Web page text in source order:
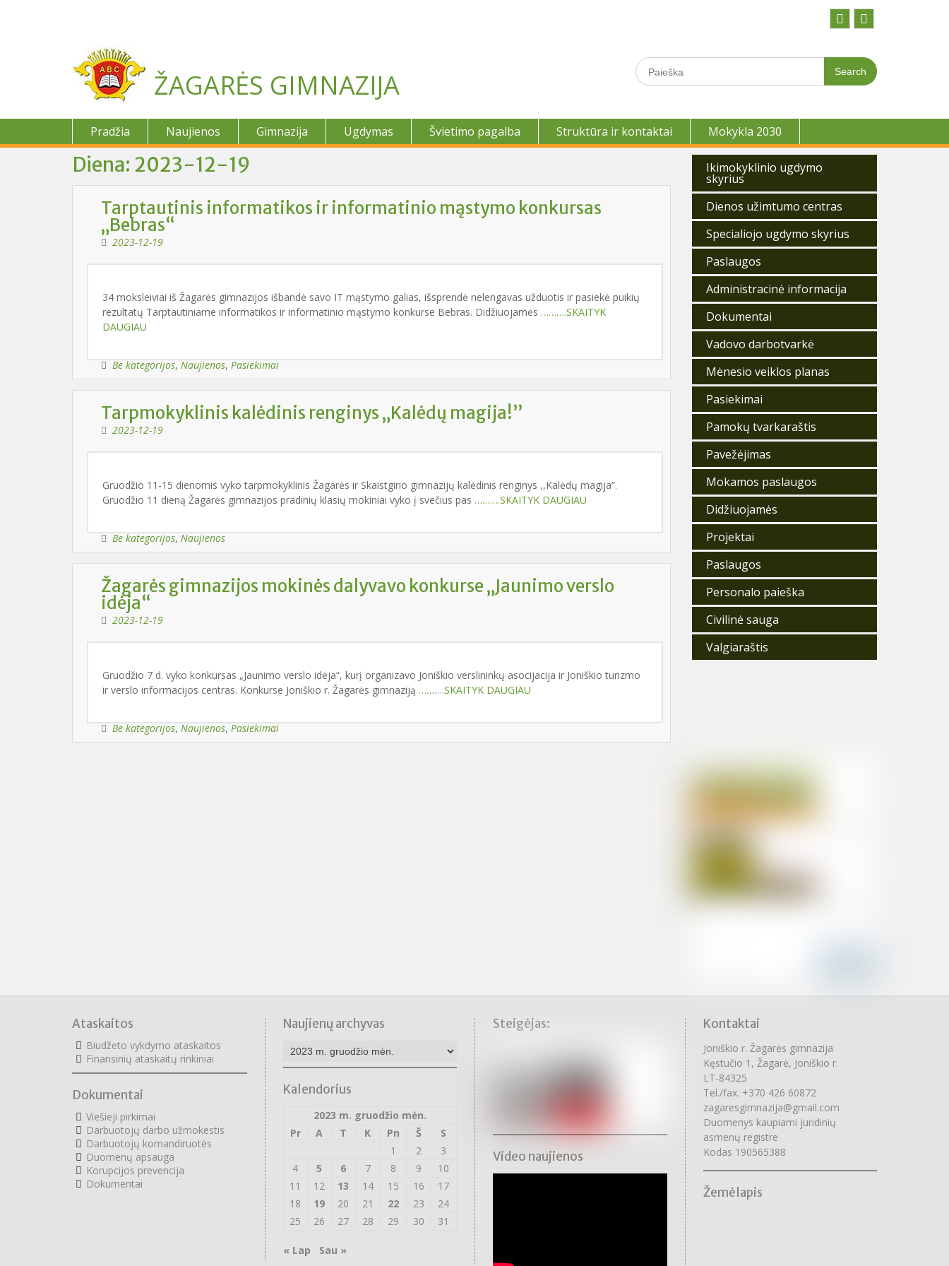
ŽAGARĖS GIMNAZIJA
Search
for:
Pradžia Naujienos Gimnazija Ugdymas Švietimo pagalba Struktūra ir kontaktai Mokykla 2030
Diena: 2023-12-19
Tarptautinis informatikos ir informatinio mąstymo konkursas
„Bebras“
2023-12-19
34 moksleiviai iš Žagarės gimnazijos išbandė savo IT mąstymo galias, išsprendė nelengavas užduotis ir pasiekė puikių
rezultatų Tarptautiniame informatikos ir informatinio mąstymo konkurse Bebras. Didžiuojamės ……….SKAITYK
DAUGIAU
Be kategorijos, Naujienos, Pasiekimai
Tarpmokyklinis kalėdinis renginys „Kalėdų magija!”
2023-12-19
Gruodžio 11-15 dienomis vyko tarpmokyklinis Žagarės ir Skaistgirio gimnazijų kalėdinis renginys ,,Kalėdų magija“.
Gruodžio 11 dieną Žagarės gimnazijos pradinių klasių mokiniai vyko į svečius pas ……….SKAITYK DAUGIAU
Be kategorijos, Naujienos
Žagarės gimnazijos mokinės dalyvavo konkurse „Jaunimo verslo
idėja“
2023-12-19
Gruodžio 7 d. vyko konkursas „Jaunimo verslo idėja“, kurį organizavo Joniškio verslininkų asocijacija ir Joniškio turizmo
ir verslo informacijos centras. Konkurse Joniškio r. Žagarės gimnaziją ……….SKAITYK DAUGIAU
Be kategorijos, Naujienos, Pasiekimai
Ikimokyklinio ugdymo
skyrius
Dienos užimtumo centras
Specialiojo ugdymo skyrius
Paslaugos
Administracinė informacija
Dokumentai
Vadovo darbotvarkė
Mėnesio veiklos planas
Pasiekimai
Pamokų tvarkaraštis
Pavežėjimas
Mokamos paslaugos
Didžiuojamės
Projektai
Paslaugos
Personalo paieška
Civilinė sauga
Valgiaraštis
Ataskaitos
Biudžeto vykdymo ataskaitos
Finansinių ataskaitų rinkiniai
Dokumentai
Viešieji pirkimai
Darbuotojų darbo užmokestis
Darbuotojų komandiruotės
Duomenų apsauga
Korupcijos prevencija
Dokumentai
Naujienų archyvas
Naujienų
archyvas
Kalendorius
2023 m. gruodžio mėn.
Pr
A T K Pn Š
S
1
2
3
4
5 6 7 8 9
10
11
12 13 14 15 16
17
18
19 20 21 22 23
24
25
26 27 28 29 30 31
« Lap Sau »
Steigėjas:
Video naujienos
Kontaktai
Joniškio r. Žagarės gimnazija
Kęstučio 1, Žagarė, Joniškio r.
LT-84325
Tel./fax. +370 426 60872
zagaresgimnazija@gmail.com
Duomenys kaupiami juridinių
asmenų registre
Kodas 190565388
Žemėlapis